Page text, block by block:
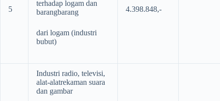
5
terhadap logam dan
barangbarang
dari logam (industri
bubut)
4.398.848,-
Industri radio, televisi,
alat-alatrekaman suara
dan gambar